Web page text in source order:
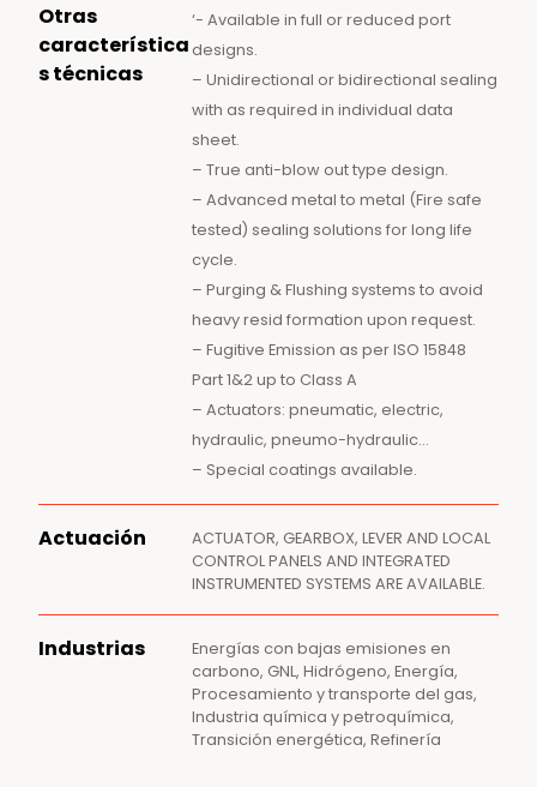
Otras
característica
s técnicas
‘- Available in full or reduced port
designs.
– Unidirectional or bidirectional sealing
with as required in individual data
sheet.
– True anti-blow out type design.
– Advanced metal to metal (Fire safe
tested) sealing solutions for long life
cycle.
– Purging & Flushing systems to avoid
heavy resid formation upon request.
– Fugitive Emission as per ISO 15848
Part 1&2 up to Class A
– Actuators: pneumatic, electric,
hydraulic, pneumo-hydraulic…
– Special coatings available.
Actuación
ACTUATOR, GEARBOX, LEVER AND LOCAL
CONTROL PANELS AND INTEGRATED
INSTRUMENTED SYSTEMS ARE AVAILABLE.
Industrias
Energías con bajas emisiones en
carbono, GNL, Hidrógeno, Energía,
Procesamiento y transporte del gas,
Industria química y petroquímica,
Transición energética, Refinería